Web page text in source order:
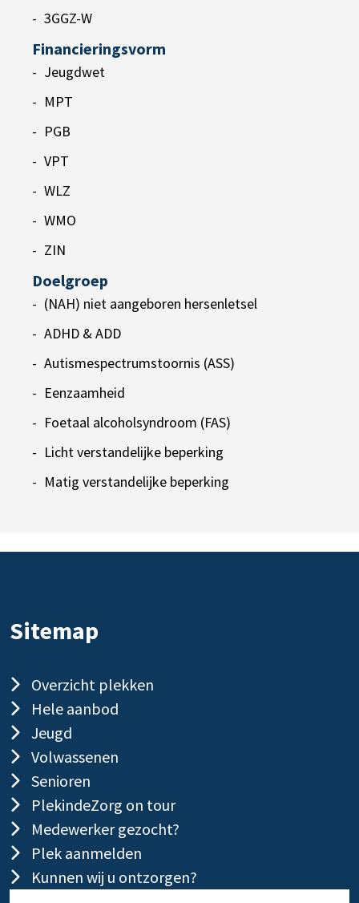
3GGZ-W
Financieringsvorm
Jeugdwet
MPT
PGB
VPT
WLZ
WMO
ZIN
Doelgroep
(NAH) niet aangeboren hersenletsel
ADHD & ADD
Autismespectrumstoornis (ASS)
Eenzaamheid
Foetaal alcoholsyndroom (FAS)
Licht verstandelijke beperking
Matig verstandelijke beperking
Sitemap
Overzicht plekken
Hele aanbod
Jeugd
Volwassenen
Senioren
PlekindeZorg on tour
Medewerker gezocht?
Plek aanmelden
Kunnen wij u ontzorgen?